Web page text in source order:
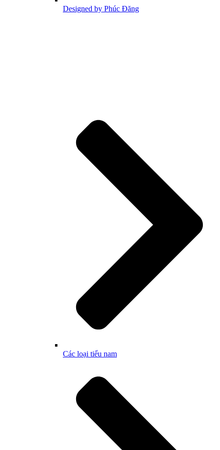
Designed by Phúc Đăng
Các loại tiểu nam